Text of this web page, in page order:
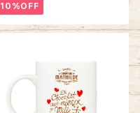
10%OFF